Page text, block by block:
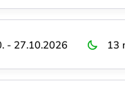
- 27.10.2026 13